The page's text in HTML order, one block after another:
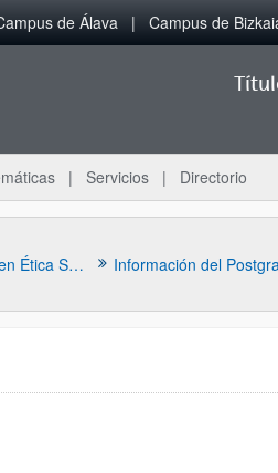
de Álava Campus de
Servicios Directorio
Título Especialista Universitario en Ética Sociosanitaria Información del